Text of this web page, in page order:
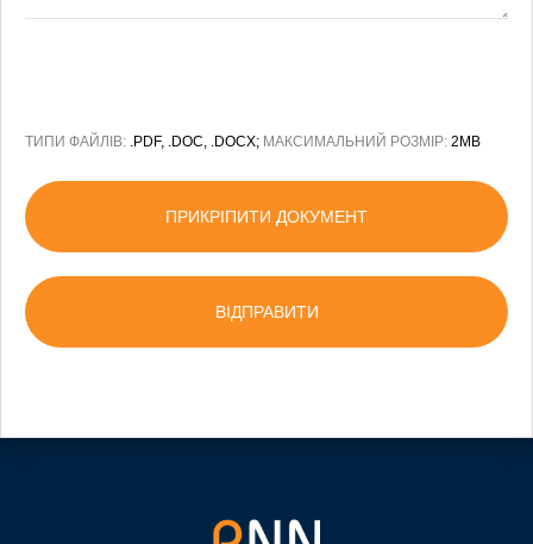
ТИПИ ФАЙЛІВ: .PDF, .DOC, .DOCX; МАКСИМАЛЬНИЙ РОЗМІР: 2MB
ПРИКРІПИТИ ДОКУМЕНТ